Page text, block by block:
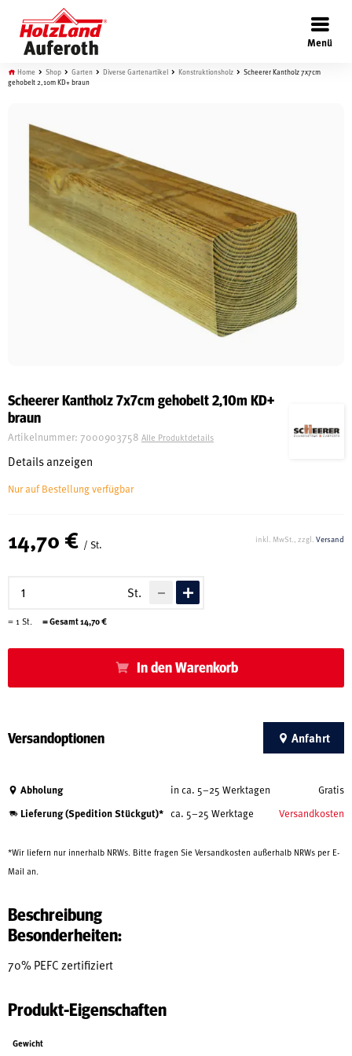
Menü
×
Türen
Wand
Garten
Ausstellung
Infos
Service
Kontakt & Anfahrt
Home Shop Garten Diverse Gartenartikel Konstruktionsholz
Scheerer Kantholz 7x7cm
gehobelt 2,10m KD+ braun
Scheerer Kantholz 7x7cm gehobelt 2,10m KD+
braun
Artikelnummer: 7000903758 Alle Produktdetails
Details anzeigen
Nur auf Bestellung verfügbar
14,70 € / St. inkl. MwSt., zzgl. Versand
St.
= 1 St. = Gesamt14,70€
In den Warenkorb
Versandoptionen Anfahrt
Abholung in ca. 5–25 Werktagen Gratis
Lieferung (Spedition Stückgut)* ca. 5–25 Werktage Versandkosten
*Wir liefern nur innerhalb NRWs. Bitte fragen Sie Versandkosten außerhalb NRWs per E-
Mail an.
Beschreibung
Besonderheiten:
70% PEFC zertifiziert
Produkt-Eigenschaften
Gewicht